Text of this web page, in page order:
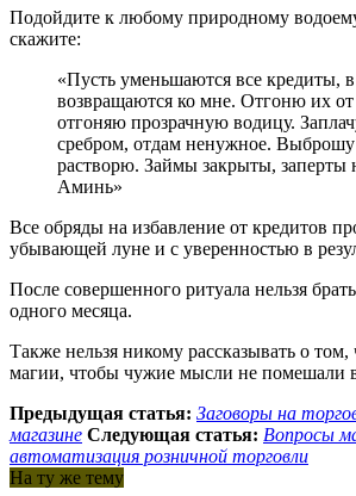
Подойдите к любому природному
скажите:
«Пусть уменьшаются все кредиты,
возвращаются ко мне. Отгоню их от
отгоняю прозрачную водицу.
сребром, отдам ненужное. Выброшу
растворю. Займы закрыты, заперты
Аминь»
Все обряды на избавление от кредитов
убывающей луне и с уверенностью в
После совершенного ритуала нельзя
одного месяца.
Также нельзя никому рассказывать о
магии, чтобы чужие мысли не помешали
Предыдущая статья: Заговоры на
магазине Следующая статья: Вопросы
автоматизация розничной торговли
На ту же тему